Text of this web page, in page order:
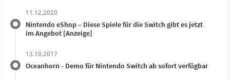
11.12.2020
Nintendo eShop – Diese Spiele für die Switch gibt es jetzt
im Angebot [Anzeige]
13.10.2017
Oceanhorn - Demo für Nintendo Switch ab sofort verfügbar